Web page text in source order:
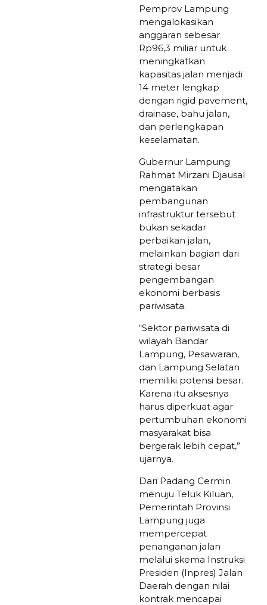
Pemprov Lampung
mengalokasikan
anggaran sebesar
Rp96,3 miliar untuk
meningkatkan
kapasitas jalan menjadi
14 meter lengkap
dengan rigid pavement,
drainase, bahu jalan,
dan perlengkapan
keselamatan.
Gubernur Lampung
Rahmat Mirzani Djausal
mengatakan
pembangunan
infrastruktur tersebut
bukan sekadar
perbaikan jalan,
melainkan bagian dari
strategi besar
pengembangan
ekonomi berbasis
pariwisata.
“Sektor pariwisata di
wilayah Bandar
Lampung, Pesawaran,
dan Lampung Selatan
memiliki potensi besar.
Karena itu aksesnya
harus diperkuat agar
pertumbuhan ekonomi
masyarakat bisa
bergerak lebih cepat,”
ujarnya.
Dari Padang Cermin
menuju Teluk Kiluan,
Pemerintah Provinsi
Lampung juga
mempercepat
penanganan jalan
melalui skema Instruksi
Presiden (Inpres) Jalan
Daerah dengan nilai
kontrak mencapai